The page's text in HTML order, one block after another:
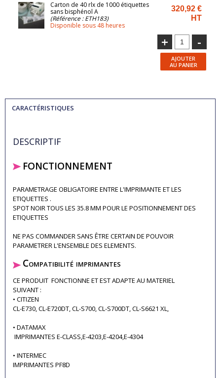
Carton de 40 rlx de 1000 étiquettes
sans bisphénol A
(Référence : ETH183)
Disponible sous 48 heures
320,92 €
HT
+ -
AJOUTER
AU PANIER
CARACTÉRISTIQUES
DESCRIPTIF
FONCTIONNEMENT
PARAMETRAGE OBLIGATOIRE ENTRE L'IMPRIMANTE ET LES
ETIQUETTES .
SPOT NOIR TOUS LES 35.8 MM POUR LE POSITIONNEMENT DES
ETIQUETTES
NE PAS COMMANDER SANS ÊTRE CERTAIN DE POUVOIR
PARAMETRER L'ENSEMBLE DES ELEMENTS.
Compatibilité imprimantes
CE PRODUIT FONCTIONNE ET EST ADAPTE AU MATERIEL
SUIVANT :
• CITIZEN
CL-E730, CL-E720DT, CL-S700, CL-S700DT, CL-S6621 XL,
• DATAMAX
IMPRIMANTES E-CLASS,E-4203,E-4204,E-4304
• INTERMEC
IMPRIMANTES PF8D